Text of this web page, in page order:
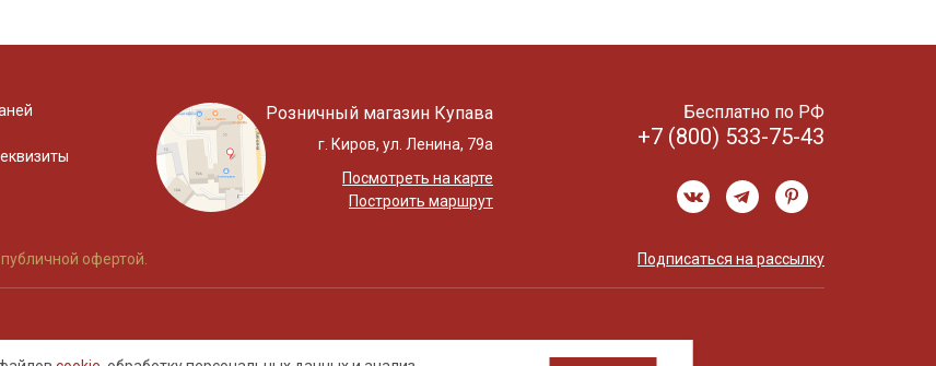
Розничный магазин Купава
г. Киров, ул. Ленина, 79а
Посмотреть на карте
Построить маршрут
Бесплатно по РФ
+7 (800) 533-75-43
офертой. Подписаться на рассылку